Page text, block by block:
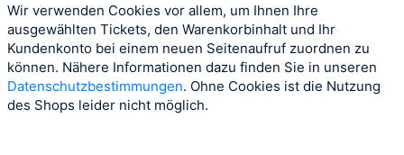
Wir verwenden Cookies vor allem, um Ihnen Ihre
ausgewählten Tickets, den Warenkorbinhalt und Ihr
Kundenkonto bei einem neuen Seitenaufruf zuordnen zu
können. Nähere Informationen dazu finden Sie in unseren
Datenschutzbestimmungen. Ohne Cookies ist die Nutzung
des Shops leider nicht möglich.